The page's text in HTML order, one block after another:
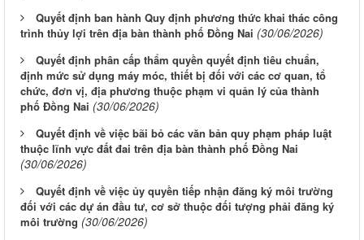
Quyết định ban hành Quy định phương thức khai thác công
trình thủy lợi trên địa bàn thành phố Đồng Nai (30/06/2026)
Quyết định phân cấp thẩm quyền quyết định tiêu chuẩn,
định mức sử dụng máy móc, thiết bị đối với các cơ quan, tổ
chức, đơn vị, địa phương thuộc phạm vi quản lý của thành
phố Đồng Nai (30/06/2026)
Quyết định về việc bãi bỏ các văn bản quy phạm pháp luật
thuộc lĩnh vực đất đai trên địa bàn thành phố Đồng Nai
(30/06/2026)
Quyết định về việc ủy quyền tiếp nhận đăng ký môi trường
đối với các dự án đầu tư, cơ sở thuộc đối tượng phải đăng ký
môi trường (30/06/2026)